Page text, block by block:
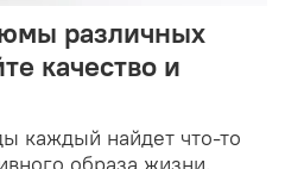
различных
качество и
каждый найдет что-то